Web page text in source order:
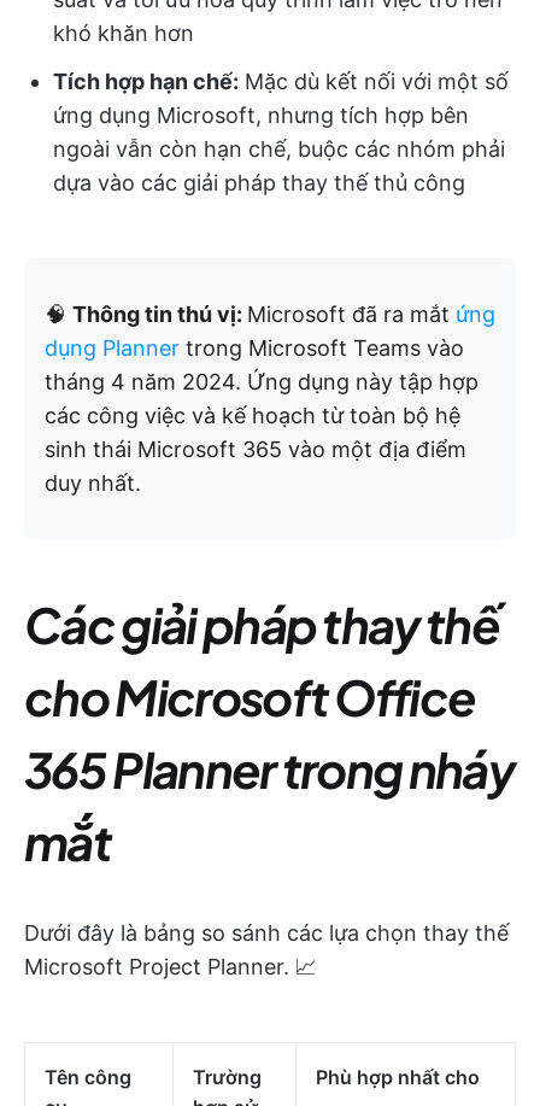
khó khăn hơn
Tích hợp hạn chế: Mặc dù kết nối với một số
ứng dụng Microsoft, nhưng tích hợp bên
ngoài vẫn còn hạn chế, buộc các nhóm phải
dựa vào các giải pháp thay thế thủ công
🧠 Thông tin thú vị: Microsoft đã ra mắt ứng
dụng Planner trong Microsoft Teams vào
tháng 4 năm 2024. Ứng dụng này tập hợp
các công việc và kế hoạch từ toàn bộ hệ
sinh thái Microsoft 365 vào một địa điểm
duy nhất.
Các giải pháp thay thế
cho Microsoft Office
365 Planner trong nháy
mắt
Dưới đây là bảng so sánh các lựa chọn thay thế
Microsoft Project Planner. 📈
Tên công
Trường
Phù hợp nhất cho